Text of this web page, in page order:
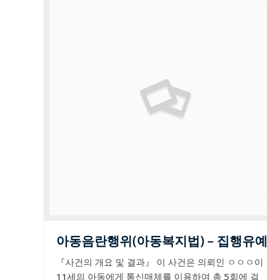
아동음란행위(아동복지법) – 집행유예
『사건의 개요 및 결과』 이 사건은 의뢰인 ㅇㅇㅇ이
11세의 아동에게 통신매체를 이용하여 총 5회에 걸